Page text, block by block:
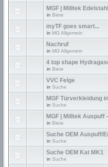
MGF | Milltek
in Biete
myTF goes smart...
in MG Allgemein
Nachruf
in MG Allgemein
4 top shape
in Biete
VVC Felge
in Suche
MGF Türverkleidung
in Suche
MGF | Milltek Auspuff
in Biete
Suche OEM Auspuff/
in Suche
Suche OEM Kat MK1
in Suche